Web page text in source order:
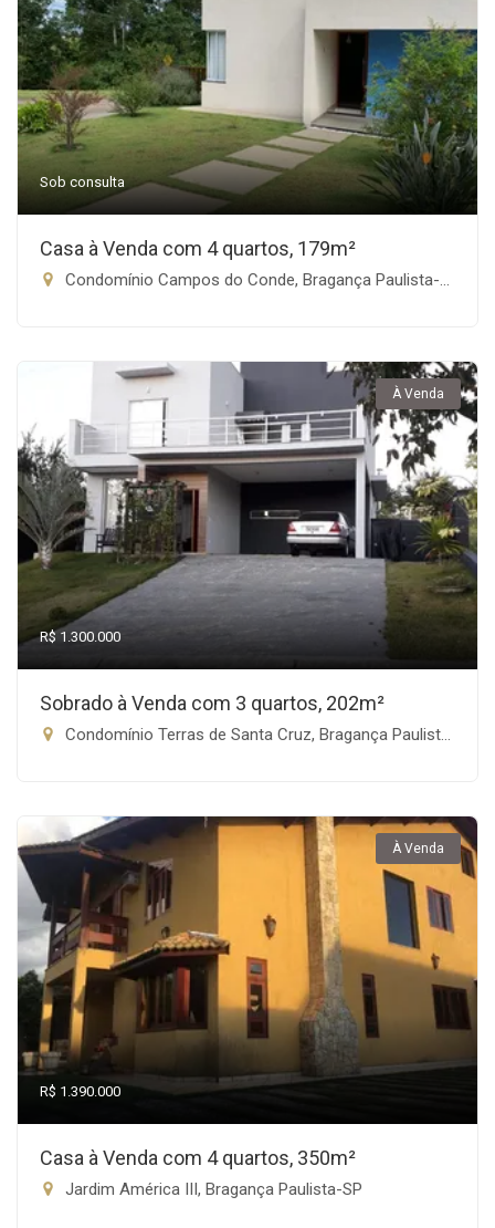
Sob consulta
Casa à Venda com 4 quartos, 179m²
Condomínio Campos do Conde, Bragança Paulista-SP
À Venda
R$ 1.300.000
Sobrado à Venda com 3 quartos, 202m²
Condomínio Terras de Santa Cruz, Bragança Paulista-SP
À Venda
R$ 1.390.000
Casa à Venda com 4 quartos, 350m²
Jardim América III, Bragança Paulista-SP